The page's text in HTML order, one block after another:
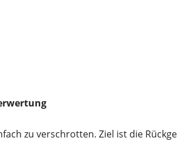
zu verschrotten. Ziel ist die